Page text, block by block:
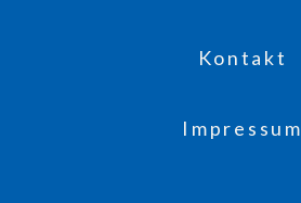
Kontakt
Impressum